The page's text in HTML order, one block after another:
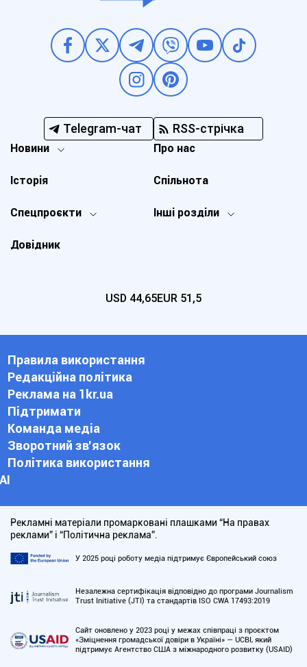
Telegram-чат RSS-стрічка
Новини
Спецпроєкти Інші розділи
Історія
Про нас
Довідник
Спільнота
USD 44,65EUR 51,5
Правила використання
Редакційна політика
Реклама на 1kr.ua
Підтримати
Команда медіа
Зворотний зв'язок
Політика використання
АІ
Рекламні матеріали промарковані плашками “На правах
реклами” і “Політична реклама”.
У 2025 році роботу медіа підтримує Європейський союз
Незалежна сертифікація відповідно до програми Journalism
Trust Initiative (JTI) та стандартів ISO CWA 17493:2019
Сайт оновлено у 2023 році у межах співпраці з проєктом
«Зміцнення громадської довіри в Україні» — UCBI, який
підтримує Агентство США з міжнародного розвитку (USAID)